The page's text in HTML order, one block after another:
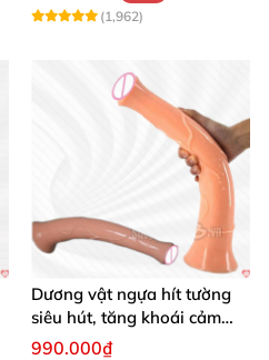
(1,962)
Dương vật ngựa hít tường
siêu hút, tăng khoái cảm
tận hưởng
990.000₫